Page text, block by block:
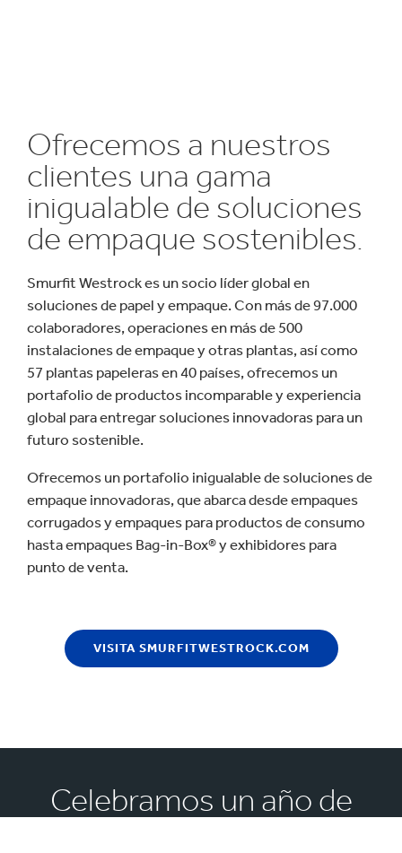
Ofrecemos a nuestros
clientes una gama
inigualable de soluciones
de empaque sostenibles.
Smurfit Westrock es un socio líder global en
soluciones de papel y empaque. Con más de 97.000
colaboradores, operaciones en más de 500
instalaciones de empaque y otras plantas, así como
57 plantas papeleras en 40 países, ofrecemos un
portafolio de productos incomparable y experiencia
global para entregar soluciones innovadoras para un
futuro sostenible.
Ofrecemos un portafolio inigualable de soluciones de
empaque innovadoras, que abarca desde empaques
corrugados y empaques para productos de consumo
hasta empaques Bag-in-Box® y exhibidores para
punto de venta.
VISITA SMURFITWESTROCK.COM
Celebramos un año de